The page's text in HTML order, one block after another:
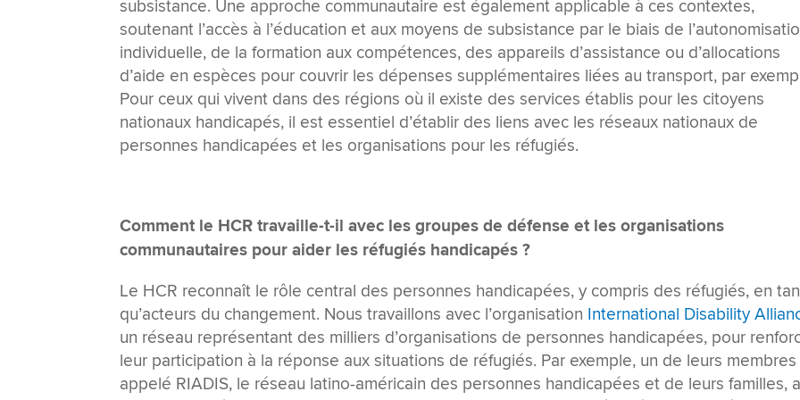
subsistance. Une approche communautaire est également applicable à ces contextes,
soutenant l’accès à l’éducation et aux moyens de subsistance par le biais de
individuelle, de la formation aux compétences, des appareils d’assistance ou d’allocations
d’aide en espèces pour couvrir les dépenses supplémentaires liées au transport, par
Pour ceux qui vivent dans des régions où il existe des services établis pour les citoyens
nationaux handicapés, il est essentiel d’établir des liens avec les réseaux nationaux de
personnes handicapées et les organisations pour les réfugiés.
Comment le HCR travaille-t-il avec les groupes de défense et les organisations
communautaires pour aider les réfugiés handicapés ?
Le HCR reconnaît le rôle central des personnes handicapées, y compris des réfugiés, en
qu’acteurs du changement. Nous travaillons avec l’organisation International Disability
un réseau représentant des milliers d’organisations de personnes handicapées, pour
leur participation à la réponse aux situations de réfugiés. Par exemple, un de leurs membres
appelé RIADIS, le réseau latino-américain des personnes handicapées et de leurs familles, a